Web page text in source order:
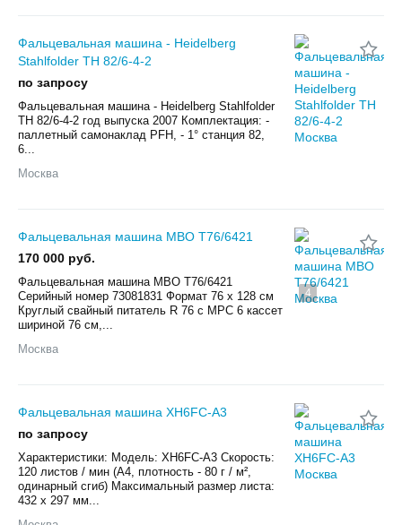
Фальцевальная машина - Heidelberg
Stahlfolder TH 82/6-4-2
по запросу
Фальцевальная машина - Heidelberg Stahlfolder
TH 82/6-4-2 год выпуска 2007 Комплектация: -
паллетный самонаклад PFH, - 1° станция 82,
6...
Москва
4
Фальцевальная машина MBO T76/6421
170 000 руб.
Фальцевальная машина MBO T76/6421
Серийный номер 73081831 Формат 76 x 128 см
Круглый свайный питатель R 76 с MPC 6 кассет
шириной 76 см,...
Москва
Фальцевальная машина XH6FC-A3
по запросу
Характеристики: Модель: XH6FC-A3 Скорость:
120 листов / мин (А4, плотность - 80 г / м²,
одинарный сгиб) Максимальный размер листа:
432 х 297 мм...